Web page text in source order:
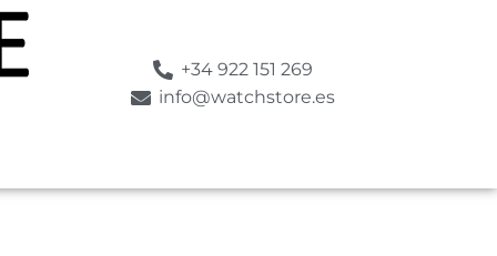
+34 922 151 269
info@watchstore.es